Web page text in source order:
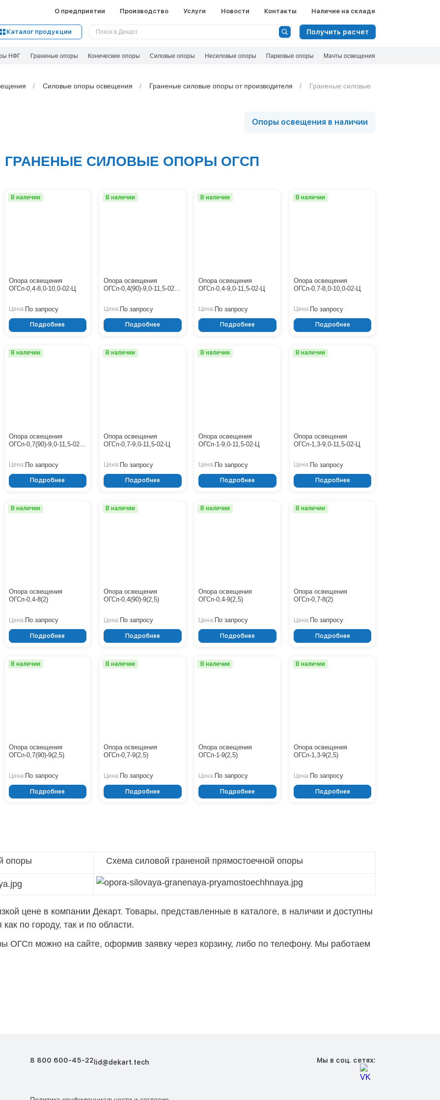
О предприятии Производство Услуги Новости Контакты Наличие на складе
Каталог продукции Получить расчет
НФГ Граненые опоры Конические опоры Силовые опоры Несиловые опоры Парковые опоры Мачты освещения
Силовые опоры освещения Граненые силовые опоры от производителя
Граненые силовые
Опоры освещения в наличии
ГРАНЕНЫЕ СИЛОВЫЕ ОПОРЫ ОГСП
Сбросить
Вид опоры
Несиловые опоры
Граненая
МСО-ПГ
ОСГК
ОСГКп
ТАНС (СФГ)
Ясень
Высота, м
В наличии
Опора освещения
ОГСп-0,4-8,0-10,0-02-Ц
Цена:По запросу
Подробнее
В наличии
Опора освещения
ОГСп-0,4(90)-9,0-11,5-02-
Цена:По запросу
Подробнее
В наличии
Опора освещения
ОГСп-0,4-9,0-11,5-02-Ц
Цена:По запросу
Подробнее
В наличии
Опора освещения
ОГСп-0,7-8,0-10,0-02-Ц
Цена:По запросу
Подробнее
В наличии
Опора освещения
ОГСп-0,7(90)-9,0-11,5-02-
Цена:По запросу
Подробнее
В наличии
Опора освещения
ОГСп-0,7-9,0-11,5-02-Ц
Цена:По запросу
Подробнее
В наличии
Опора освещения
ОГСп-1-9,0-11,5-02-Ц
Цена:По запросу
Подробнее
В наличии
Опора освещения
ОГСп-1,3-9,0-11,5-02-Ц
Цена:По запросу
Подробнее
В наличии
Опора освещения
ОГСп-0,4-8(2)
Цена:По запросу
Подробнее
В наличии
Опора освещения
ОГСп-0,4(90)-9(2,5)
Цена:По запросу
Подробнее
В наличии
Опора освещения
ОГСп-0,4-9(2,5)
Цена:По запросу
Подробнее
В наличии
Опора освещения
ОГСп-0,7-8(2)
Цена:По запросу
Подробнее
В наличии
Опора освещения
ОГСп-0,7(90)-9(2,5)
Цена:По запросу
Подробнее
В наличии
Опора освещения
ОГСп-0,7-9(2,5)
Цена:По запросу
Подробнее
В наличии
Опора освещения
ОГСп-1-9(2,5)
Цена:По запросу
Подробнее
В наличии
Опора освещения
ОГСп-1,3-9(2,5)
Цена:По запросу
Подробнее
опоры Схема силовой граненой прямостоечной опоры
цене в компании Декарт. Товары, представленные в каталоге, в наличии и доступны
по городу, так и по области.
ОГСп можно на сайте, оформив заявку через корзину, либо по телефону. Мы работаем
8 800 600-45-22 lid@dekart.tech Мы в соц. сетях: